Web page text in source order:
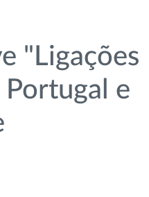
"Ligações
e